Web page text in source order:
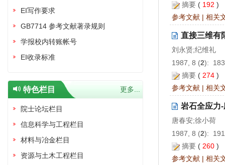
摘要 ( 192 )
参考文献 | 相关
直接三维有
刘永贤;纪维礼
1987, 8 (2):
摘要 ( 274 )
参考文献 | 相关
岩石全应力
唐春安;徐小荷
1987, 8 (2):
摘要 ( 260 )
参考文献 | 相关
EI写作要求
GB7714 参考文献著录规则
学报校内转账帐号
EI收录标准
特色栏目 更多...
院士论坛栏目
信息科学与工程栏目
材料与冶金栏目
资源与土木工程栏目